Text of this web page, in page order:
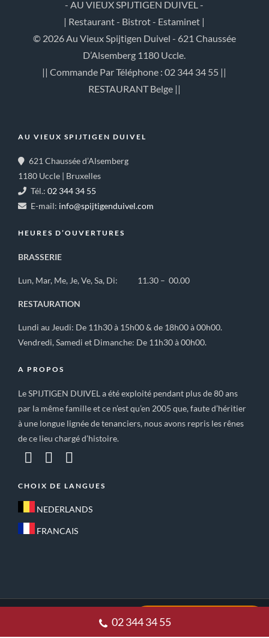
- AU VIEUX SPIJTIGEN DUIVEL -
| Restaurant - Bistrot - Estaminet |
© 2026 Au Vieux Spijtigen Duivel - 621 Chaussée
D’Alsemberg 1180 Uccle.
|| Commande Par Téléphone : 02 344 34 55 ||
RESTAURANT Belge ||
AU VIEUX SPIJTIGEN DUIVEL
621 Chaussée d’Alsemberg
1180 Uccle | Bruxelles
Tél.: 02 344 34 55
E-mail: info@spijtigenduivel.com
HEURES D’OUVERTURES
BRASSERIE
Lun, Mar, Me, Je, Ve, Sa, Di: 11.30 – 00.00
RESTAURATION
Lundi au Jeudi: De 11h30 à 15h00 & de 18h00 à 00h00.
Vendredi, Samedi et Dimanche: De 11h30 à 00h00.
A PROPOS
Le SPIJTIGEN DUIVEL a été exploité pendant plus de 80 ans
par la même famille et ce n’est qu’en 2005 que, faute d’héritier
à une longue lignée de tenanciers, nous avons repris les rênes
de ce lieu chargé d’histoire.
CHOIX DE LANGUES
NEDERLANDS
FRANCAIS
CONDITIONS GÉNÉRALES DE VENTE
02 344 34 55